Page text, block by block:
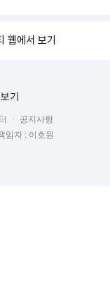
웹에서 보기
기
공지사항
임자 : 이호원